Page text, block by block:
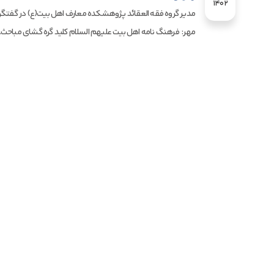
1402
مدیر گروه فقه العقائد پژوهشکده معارف اهل بیت(ع) در
مهر: فرهنگ نامه اهل بیت علیهم السلام کلید گره گشای